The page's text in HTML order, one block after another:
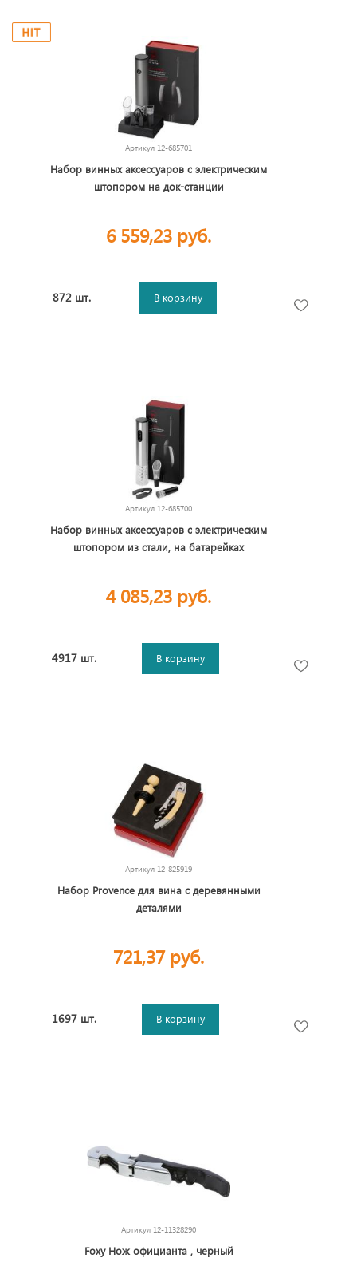
Артикул 12-685701
Набор винных аксессуаров с электрическим
штопором на док-станции
6 559,23 руб.
872 шт. В корзину
Артикул 12-685700
Набор винных аксессуаров с электрическим
штопором из стали, на батарейках
4 085,23 руб.
4917 шт. В корзину
Артикул 12-825919
Набор Provence для вина с деревянными
деталями
721,37 руб.
1697 шт. В корзину
Артикул 12-11328290
Foxy Нож официанта , черный